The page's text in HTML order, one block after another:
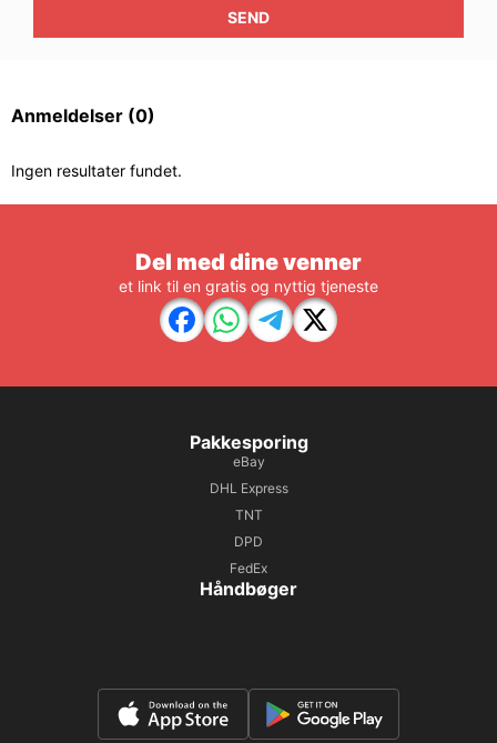
SEND
Anmeldelser (0)
Ingen resultater fundet.
Del med dine venner
et link til en gratis og nyttig tjeneste
Pakkesporing
eBay
DHL Express
TNT
DPD
FedEx
Håndbøger